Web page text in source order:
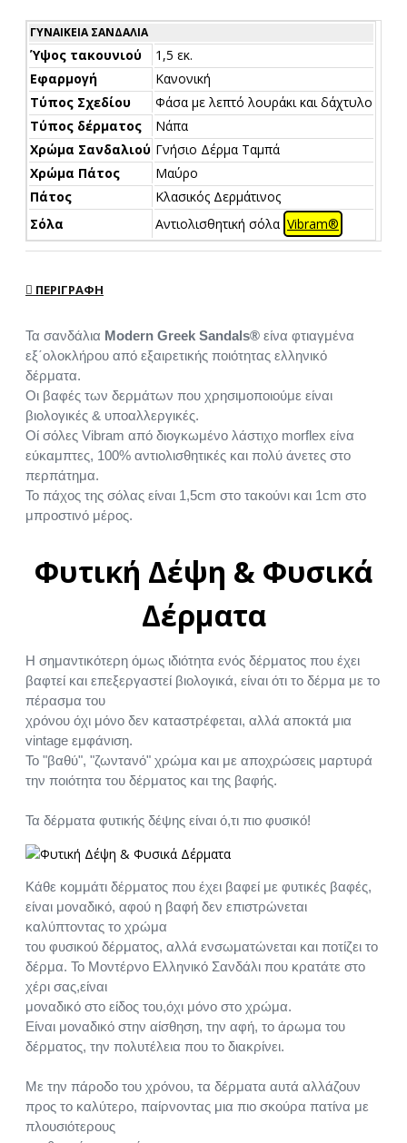
ΓΥΝΑΙΚΕΊΑ ΣΑΝΔΆΛΙΑ
Ύψος τακουνιού
1,5 εκ.
Εφαρμογή
Κανονική
Τύπος Σχεδίου
Φάσα με λεπτό λουράκι και δάχτυλο
Τύπος δέρματος
Νάπα
Χρώμα Σανδαλιού Γνήσιο Δέρμα Ταμπά
Χρώμα Πάτος
Μαύρο
Πάτος
Κλασικός Δερμάτινος
Σόλα
Αντιολισθητική σόλα Vibram®
ΠΕΡΙΓΡΑΦΉ
Τα σανδάλια Modern Greek Sandals® είνα φτιαγμένα
εξ΄ολοκλήρου από εξαιρετικής ποιότητας ελληνικό
δέρματα.
Οι βαφές των δερμάτων που χρησιμοποιούμε είναι
βιολογικές & υποαλλεργικές.
Οί σόλες Vibram από διογκωμένο λάστιχο morflex είνα
εύκαμπτες, 100% αντιολισθητικές και πολύ άνετες στο
περπάτημα.
Το πάχος της σόλας είναι 1,5cm στο τακούνι και 1cm στο
μπροστινό μέρος.
Φυτική Δέψη & Φυσικά
Δέρματα
Η σημαντικότερη όμως ιδιότητα ενός δέρματος που έχει
βαφτεί και επεξεργαστεί βιολογικά, είναι ότι το δέρμα με το
πέρασμα του
χρόνου όχι μόνο δεν καταστρέφεται, αλλά αποκτά μια
vintage εμφάνιση.
Το "βαθύ", "ζωντανό" χρώμα και με αποχρώσεις μαρτυρά
την ποιότητα του δέρματος και της βαφής.
Τα δέρματα φυτικής δέψης είναι ό,τι πιο φυσικό!
Κάθε κομμάτι δέρματος που έχει βαφεί με φυτικές βαφές,
είναι μοναδικό, αφού η βαφή δεν επιστρώνεται
καλύπτοντας το χρώμα
του φυσικού δέρματος, αλλά ενσωματώνεται και ποτίζει το
δέρμα. Το Μοντέρνο Ελληνικό Σανδάλι που κρατάτε στο
χέρι σας,είναι
μοναδικό στο είδος του,όχι μόνο στο χρώμα.
Είναι μοναδικό στην αίσθηση, την αφή, το άρωμα του
δέρματος, την πολυτέλεια που το διακρίνει.
Με την πάροδο του χρόνου, τα δέρματα αυτά αλλάζουν
προς το καλύτερο, παίρνοντας μια πιο σκούρα πατίνα με
πλουσιότερους